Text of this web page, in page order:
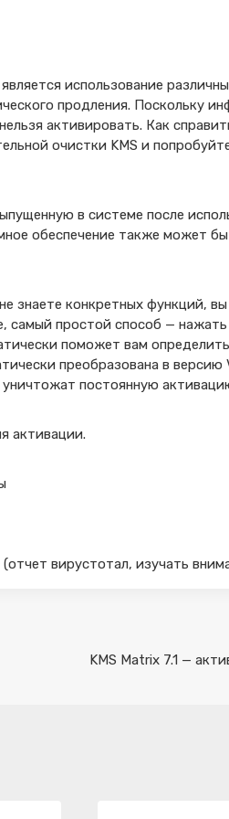
использование
продления. Поскольку
активировать. Как
очистки KMS и
в системе после
обеспечение также может
знаете конкретных функций,
самый простой способ — нажать
поможет вам
преобразована в версию
постоянную
активации.
вирустотал, изучать
KMS Matrix 7.1 —